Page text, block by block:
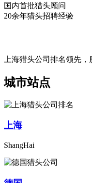
国内首批猎头顾问
20余年猎头招聘经验
上海猎头公司排名领先
城市站点
上海
ShangHai